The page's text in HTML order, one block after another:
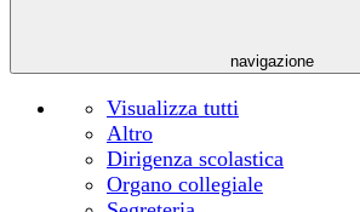
navigazione
Visualizza tutti
Altro
Dirigenza scolastica
Organo collegiale